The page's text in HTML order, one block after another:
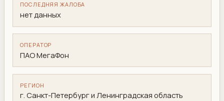
ПОСЛЕДНЯЯ ЖАЛОБА
нет данных
ОПЕРАТОР
ПАО МегаФон
РЕГИОН
г. Санкт-Петербург и Ленинградская область